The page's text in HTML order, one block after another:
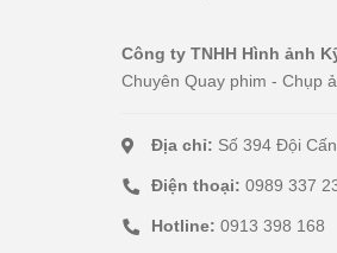
Công ty TNHH Hình ảnh
Chuyên Quay phim - Chụp
Địa chỉ: Số 394 Đội
Điện thoại: 0989 337
Hotline: 0913 398 168